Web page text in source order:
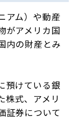
アム）や動産
がアメリカ国
内の財産とみ
預けている銀
株式、アメリ
証券について